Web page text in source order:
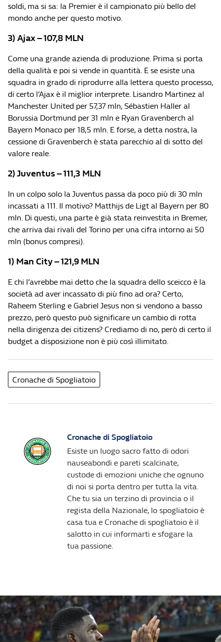
soldi, ma si sa: la Premier è il campionato più bello del
mondo anche per questo motivo.
3) Ajax – 107,8 MLN
Come una grande azienda di produzione. Prima si porta
della qualità e poi si vende in quantità. E se esiste una
squadra in grado di riprodurre alla lettera questo processo,
di certo l’Ajax è il miglior interprete. Lisandro Martinez al
Manchester United per 57,37 mln, Sébastien Haller al
Borussia Dortmund per 31 mln e Ryan Gravenberch al
Bayern Monaco per 18,5 mln. E forse, a detta nostra, la
cessione di Gravenberch è stata parecchio al di sotto del
valore reale.
2) Juventus – 111,3 MLN
In un colpo solo la Juventus passa da poco più di 30 mln
incassati a 111. Il motivo? Matthijs de Ligt al Bayern per 80
mln. Di questi, una parte è già stata reinvestita in Bremer,
che arriva dai rivali del Torino per una cifra intorno ai 50
mln (bonus compresi).
1) Man City – 121,9 MLN
E chi l’avrebbe mai detto che la squadra dello sceicco è la
società ad aver incassato di più fino ad ora? Certo,
Raheem Sterling e Gabriel Jesus non si vendono a basso
prezzo, però questo può significare un cambio di rotta
nella dirigenza dei citizens? Crediamo di no, però di certo il
budget a disposizione non è più così illimitato.
Cronache di Spogliatoio
Cronache di Spogliatoio
Esiste un luogo sacro fatto di odori
nauseabondi e pareti scalcinate,
custode di emozioni uniche che ognuno
di noi si porta dentro per tutta la vita.
Che tu sia un terzino di provincia o il
regista della Nazionale, lo spogliatoio è
casa tua e Cronache di spogliatoio è il
salotto in cui informarti e sfogare la
tua passione.